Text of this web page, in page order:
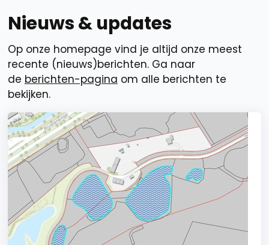
Nieuws & updates
Op onze homepage vind je altijd onze meest
recente (nieuws)berichten. Ga naar
de berichten-pagina om alle berichten te
bekijken.